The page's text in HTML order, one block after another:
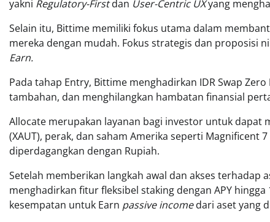
yakni Regulatory-Firstdan User-Centric UXyang
Selain itu, Bittime memiliki fokus utama dalam
mereka dengan mudah. Fokus strategis dan proposisi
Earn.
Pada tahap Entry, Bittime menghadirkan IDR Swap
tambahan, dan menghilangkan hambatan finansial
Allocate merupakan layanan bagi investor untuk dapat
(XAUT), perak, dan saham Amerika seperti Magnificent
diperdagangkan dengan Rupiah.
Setelah memberikan langkah awal dan akses
menghadirkan fitur fleksibel staking dengan APY
kesempatan untuk Earn passive incomedari aset yang